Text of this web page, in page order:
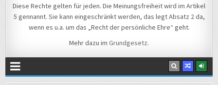
Diese Rechte gelten für jeden. Die Meinungsfreiheit wird im Artikel
5 gennannt. Sie kann eingeschränkt werden, das legt Absatz 2 da,
wenn es u.a. um das „Recht der persönliche Ehre“ geht.
Mehr dazu im Grundgesetz.